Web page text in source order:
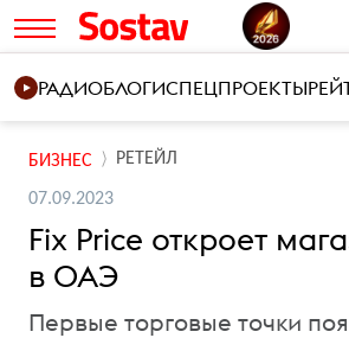
РАДИОБЛОГИСПЕЦПРОЕКТЫ
БИЗНЕС РЕТЕЙЛ
07.09.2023
Fix Price откроет
в ОАЭ
Первые торговые точки